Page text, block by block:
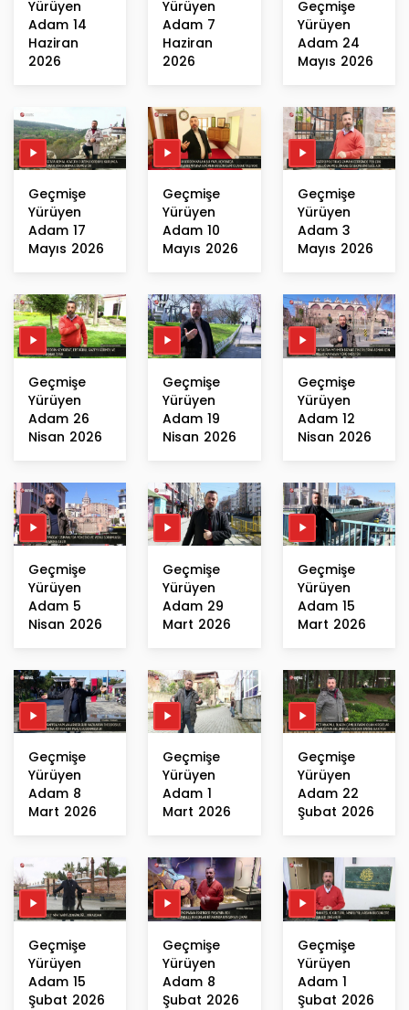
Yürüyen
Adam 14
Haziran
2026
Yürüyen
Adam 7
Haziran
2026
Geçmişe
Yürüyen
Adam 24
Mayıs 2026
Geçmişe
Yürüyen
Adam 17
Mayıs 2026
Geçmişe
Yürüyen
Adam 10
Mayıs 2026
Geçmişe
Yürüyen
Adam 3
Mayıs 2026
Geçmişe
Yürüyen
Adam 26
Nisan 2026
Geçmişe
Yürüyen
Adam 19
Nisan 2026
Geçmişe
Yürüyen
Adam 12
Nisan 2026
Geçmişe
Yürüyen
Adam 5
Nisan 2026
Geçmişe
Yürüyen
Adam 29
Mart 2026
Geçmişe
Yürüyen
Adam 15
Mart 2026
Geçmişe
Yürüyen
Adam 8
Mart 2026
Geçmişe
Yürüyen
Adam 1
Mart 2026
Geçmişe
Yürüyen
Adam 22
Şubat 2026
Geçmişe
Yürüyen
Adam 15
Şubat 2026
Geçmişe
Yürüyen
Adam 8
Şubat 2026
Geçmişe
Yürüyen
Adam 1
Şubat 2026